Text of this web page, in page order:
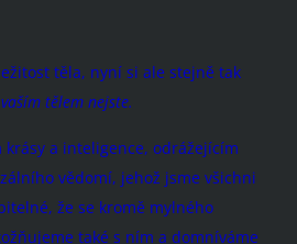
těla, nyní si ale stejně tak
vaším tělem nejste.
krásy a inteligence, odrážejícím
vědomí, jehož jsme všichni
že se kromě mylného
také s ním a domníváme